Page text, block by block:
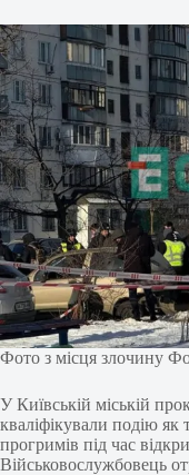
Фото з місця злочину
У Київській міській
кваліфікували подію
прогримів під час
Військовослужбовець